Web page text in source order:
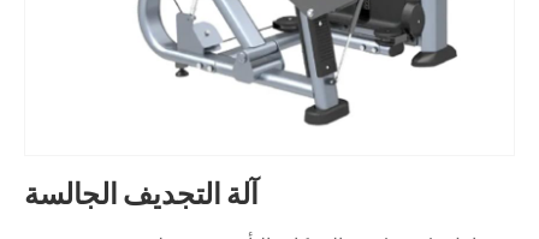
آلة التجديف الجالسة